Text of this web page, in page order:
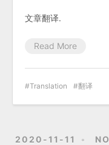
文章翻译.
Read More
Translation 翻译
2020-11-11